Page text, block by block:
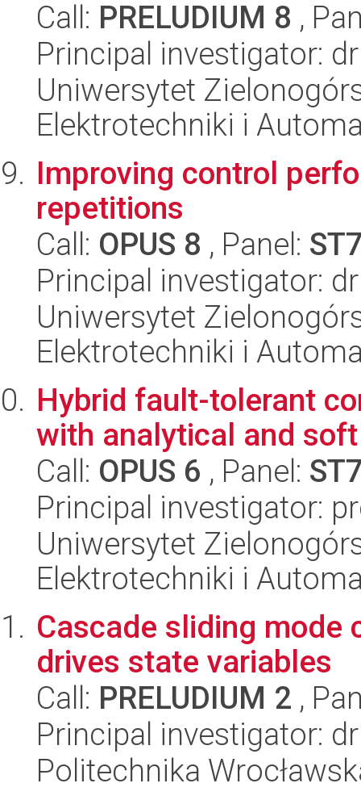
Call: PRELUDIUM 8 ,
Principal investigator:
Uniwersytet
Elektrotechniki i
Improving control
repetitions
Call: OPUS 8 , Panel:
Principal investigator:
Uniwersytet
Elektrotechniki i
Hybrid fault-tolerant
with analytical and
Call: OPUS 6 , Panel:
Principal investigator:
Uniwersytet
Elektrotechniki i
Cascade sliding mode
drives state variables
Call: PRELUDIUM 2 ,
Principal investigator:
Politechnika